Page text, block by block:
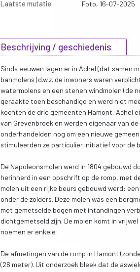
Laatste mutatie
Foto, 16-07-2025
Beschrijving / geschiedenis
Sinds eeuwen lagen er in Achel (dat samen
banmolens (d.w.z. de inwoners waren
watermolens en een stenen windmolen (de
geraakte toen beschandigd en werd niet
kochten de drie gemeenten Hamont, Achel
van Grevenbroek en werden eigenaar van
onderhandelden nog om een nieuwe
stimuleerden ze particulier initiatief voor de
De Napoleonsmolen werd in 1804 gebouwd
herinnerd in een opschrift op de romp, met
molen uit een rijke beurs gebouwd werd:
onder de zolders. Deze molen was een
met gemetselde bogen met intandingen
dichtgemetseld zijn. De molen komt in
noemen er enkele:
De afmetingen van de romp in Hamont
(26 meter). Uit onderzoek bleek dat de